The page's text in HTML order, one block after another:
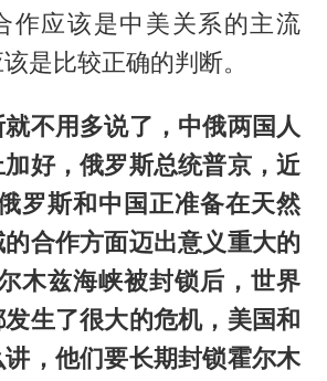
作应该是中美关系的主流
是比较正确的判断。
不用多说了，中俄两国人
好，俄罗斯总统普京，近
罗斯和中国正准备在天然
合作方面迈出意义重大的
木兹海峡被封锁后，世界
生了很大的危机，美国和
，他们要长期封锁霍尔木